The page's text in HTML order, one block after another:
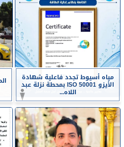
مياه أسيوط تجدد فاعلية شهادة
الأيزو ISO 50001 بمحطة نزلة عبد
اللاه...